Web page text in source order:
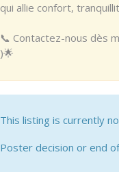
qui allie confort,
📞 Contactez-nous dès
)🌟
This listing is currently
Poster decision or end